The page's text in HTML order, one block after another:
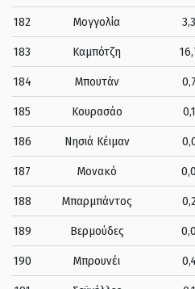
182 Μογγολία
183 Καμπότζη
184 Μπουτάν
185 Κουρασάο
186 Νησιά Κέιμαν
187 Μονακό
188 Μπαρμπάντος
189 Βερμούδες
190 Μπρουνέι